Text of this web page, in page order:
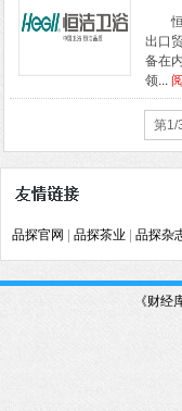
出口
备在
领...
第1/
品探官网 品探茶业 品探杂
《财